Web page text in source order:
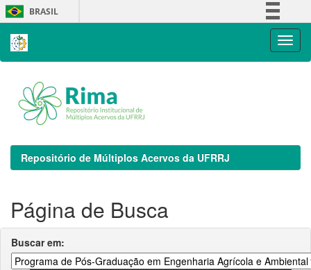
Skip
navigation
BRASIL
Repositório de Múltiplos Acervos da UFRRJ
Página de Busca
Buscar em: